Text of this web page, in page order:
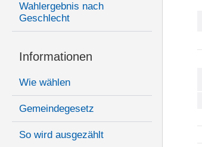
Wahlergebnis nach
Geschlecht
Informationen
Wie wählen
Gemeindegesetz
So wird ausgezählt